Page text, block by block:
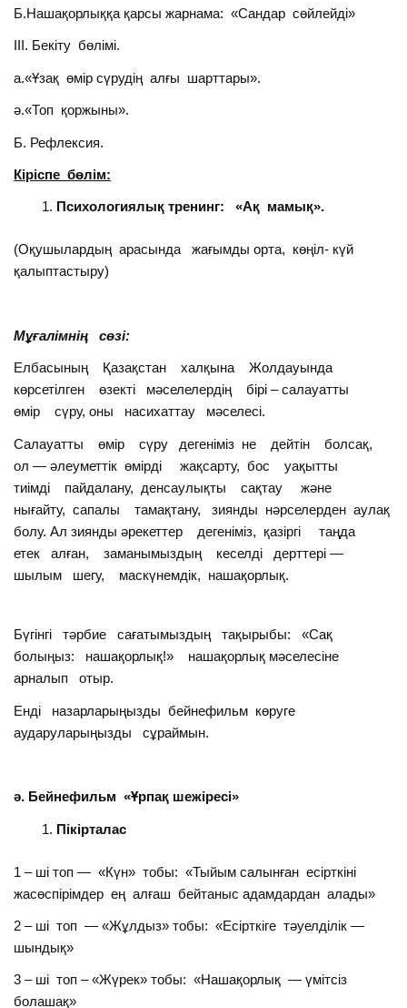
Б.Нашақорлыққа қарсы жарнама: «Сандар сөйлейді»
III. Бекіту бөлімі.
а.«Ұзақ өмір сүрудің алғы шарттары».
ә.«Топ қоржыны».
Б. Рефлексия.
Кіріспе бөлім:
Психологиялық тренинг: «Ақ мамық».
(Оқушылардың арасында жағымды орта, көңіл- күй
қалыптастыру)
Мұғалімнің сөзі:
Елбасының Қазақстан халқына Жолдауында
көрсетілген өзекті мәселелердің бірі – салауатты
өмір сүру, оны насихаттау мәселесі.
Салауатты өмір сүру дегеніміз не дейтін болсақ,
ол — әлеуметтік өмірді жақсарту, бос уақытты
тиімді пайдалану, денсаулықты сақтау және
нығайту, сапалы тамақтану, зиянды нәрселерден аулақ
болу. Ал зиянды әрекеттер дегеніміз, қазіргі таңда
етек алған, заманымыздың кеселді дерттері —
шылым шегу, маскүнемдік, нашақорлық.
Бүгінгі тәрбие сағатымыздың тақырыбы: «Сақ
болыңыз: нашақорлық!» нашақорлық мәселесіне
арналып отыр.
Енді назарларыңызды бейнефильм көруге
аударуларыңызды сұраймын.
ә. Бейнефильм «Ұрпақ шежіресі»
Пікірталас
1 – ші топ — «Күн» тобы: «Тыйым салынған есірткіні
жасөспірімдер ең алғаш бейтаныс адамдардан алады»
2 – ші топ — «Жұлдыз» тобы: «Есірткіге тәуелділік —
шындық»
3 – ші топ – «Жүрек» тобы: «Нашақорлық — үмітсіз
болашақ»